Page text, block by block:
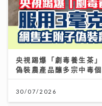
央視踢爆「劇毒養生茶
偽裝農產品釀多宗中毒
30/07/2026